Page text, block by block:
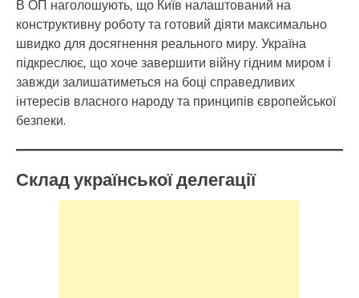
В ОП наголошують, що Київ налаштований на
конструктивну роботу та готовий діяти максимально
швидко для досягнення реального миру. Україна
підкреслює, що хоче завершити війну гідним миром і
завжди залишатиметься на боці справедливих
інтересів власного народу та принципів європейської
безпеки.
Склад української делегації